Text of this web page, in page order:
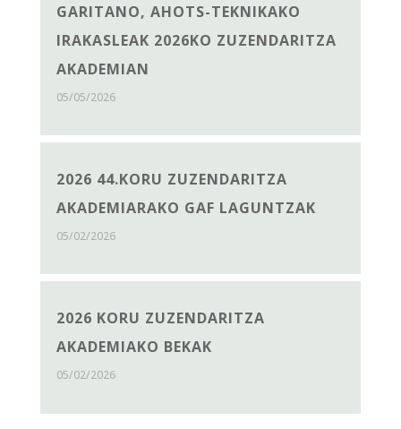
GARITANO, AHOTS-TEKNIKAKO
IRAKASLEAK 2026KO ZUZENDARITZA
AKADEMIAN
05/05/2026
2026 44.KORU ZUZENDARITZA
AKADEMIARAKO GAF LAGUNTZAK
05/02/2026
2026 KORU ZUZENDARITZA
AKADEMIAKO BEKAK
05/02/2026